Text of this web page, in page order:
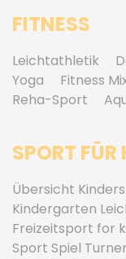
FITNESS
Leichtathletik
Yoga
Fitness
Reha-Sport
SPORT FÜR
Übersicht
Kindergarten
Freizeitsport for
Sport Spiel